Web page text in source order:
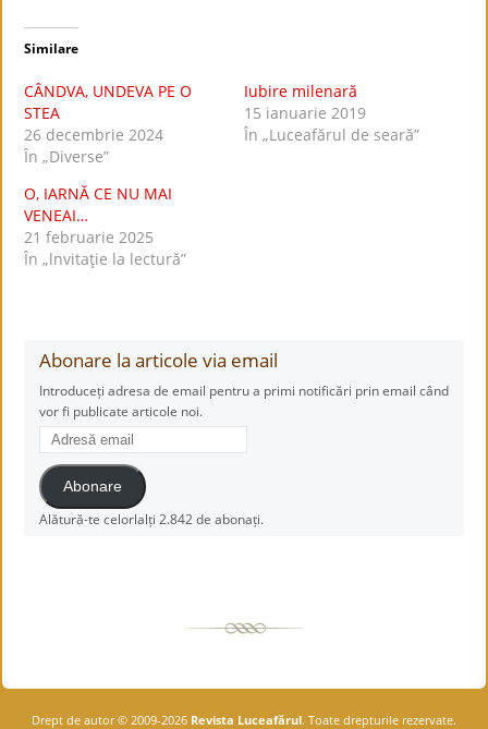
Similare
CÂNDVA, UNDEVA PE O
STEA
26 decembrie 2024
În „Diverse”
Iubire milenară
15 ianuarie 2019
În „Luceafărul de seară”
O, IARNĂ CE NU MAI
VENEAI…
21 februarie 2025
În „lnvitaţie la lectură”
Abonare la articole via email
Introduceți adresa de email pentru a primi notificări prin email când
vor fi publicate articole noi.
Adresă
email
Abonare
Alătură-te celorlalți 2.842 de abonați.
Drept de autor © 2009-2026 Revista Luceafărul. Toate drepturile rezervate.